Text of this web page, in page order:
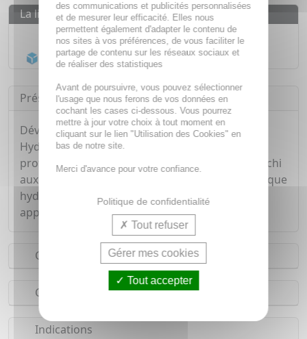
La livraison
Livraison gratuite dès55€
Acheminement Chronopost en 24h*
Présentation
Développé avec des dermatologues, le Baume
Hydratant CeraVe aide à restaurer la barrière
protectrice de la peau. Ce soin nourrissant, enrichi
aux 3 céramides essentiels et à l'acide hyaluronique
hydrate la peau en continue, dès la première
application.
Conseils d'utilisation
Composition
Indications
des communications et publicités personnalisées
et de mesurer leur efficacité. Elles nous
permettent également d'adapter le contenu de
nos sites à vos préférences, de vous faciliter le
partage de contenu sur les réseaux sociaux et
de réaliser des statistiques
Avant de poursuivre, vous pouvez sélectionner
l'usage que nous ferons de vos données en
cochant les cases ci-dessous. Vous pourrez
mettre à jour votre choix à tout moment en
cliquant sur le lien "Utilisation des Cookies" en
bas de notre site.
Merci d'avance pour votre confiance.
Politique de confidentialité
Tout refuser
Gérer mes cookies
Tout accepter